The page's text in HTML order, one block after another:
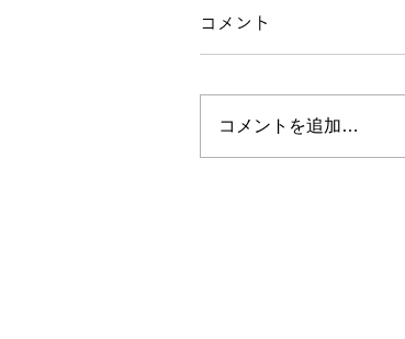
コメント
コメントを追加…